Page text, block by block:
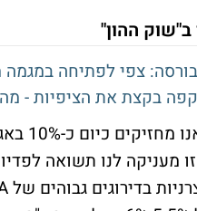
ב"שוק ההון"
צפי לפתיחה
בקצת את הציפיות -